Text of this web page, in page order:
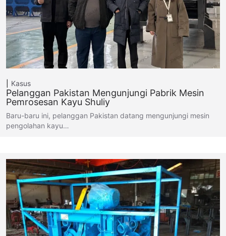
Kasus
Pelanggan Pakistan Mengunjungi Pabrik Mesin
Pemrosesan Kayu Shuliy
Baru-baru ini, pelanggan Pakistan datang mengunjungi mesin
pengolahan kayu…